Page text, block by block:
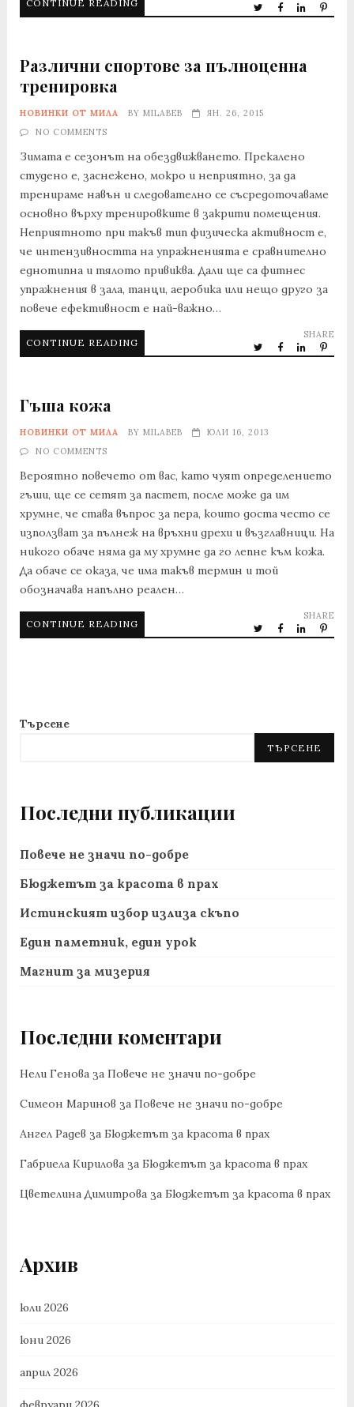
CONTINUE READING
Различни спортове за пълноценна
тренировка
НОВИНКИ ОТ МИЛА BY MILABEB
ЯН. 26, 2015
NO COMMENTS
Зимата е сезонът на обездвижването. Прекалено
студено e, заснежено, мокро и неприятно, за да
тренираме навън и следователно се съсредоточаваме
основно върху тренировките в закрити помещения.
Неприятното при такъв тип физическа активност е,
че интензивността на упражненията е сравнително
еднотипна и тялото привиква. Дали ще са фитнес
упражнения в зала, танци, аеробика или нещо друго за
повече ефективност е най-важно…
CONTINUE READING
SHARE
Гъша кожа
НОВИНКИ ОТ МИЛА BY MILABEB
ЮЛИ 16, 2013
NO COMMENTS
Вероятно повечето от вас, като чуят определението
гъши, ще се сетят за пастет, после може да им
хрумне, че става въпрос за пера, които доста често се
използват за пълнеж на връхни дрехи и възглавници. На
никого обаче няма да му хрумне да го лепне към кожа.
Да обаче се оказа, че има такъв термин и той
обозначава напълно реален…
CONTINUE READING
SHARE
Търсене
ТЪРСЕНЕ
Последни публикации
Повече не значи по-добре
Бюджетът за красота в прах
Истинският избор излиза скъпо
Един паметник, един урок
Магнит за мизерия
Последни коментари
Нели Геноваза Повече не значи по-добре
Симеон Маринов за Повече не значи по-добре
Ангел Радев за Бюджетът за красота в прах
Габриела Кириловаза Бюджетът за красота в прах
Цветелина Димитроваза Бюджетът за красота в прах
Архив
юли 2026
юни 2026
април 2026